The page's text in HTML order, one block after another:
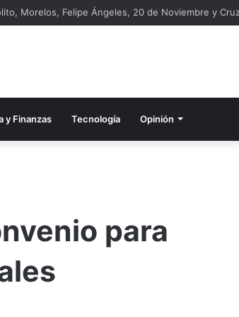
Morelos, Felipe Ángeles, 20 de Noviembre y
y Finanzas Tecnología Opinión
para